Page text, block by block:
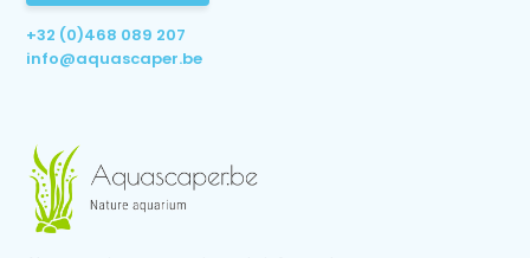
+32 (0)468 089 207
info@aquascaper.be